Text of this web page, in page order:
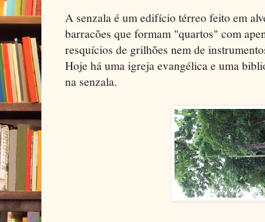
A senzala é um edifício térreo feito em
barracões que formam "quartos" com
resquícios de grilhões nem de
Hoje há uma igreja evangélica e uma
na senzala.